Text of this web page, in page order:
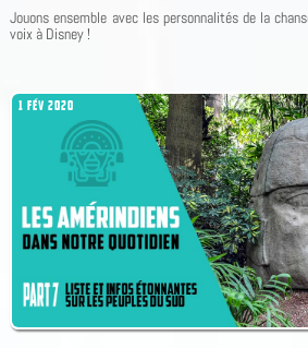
Jouons ensemble avec les personnalités de la
voix à Disney !
1 FÉV 2020